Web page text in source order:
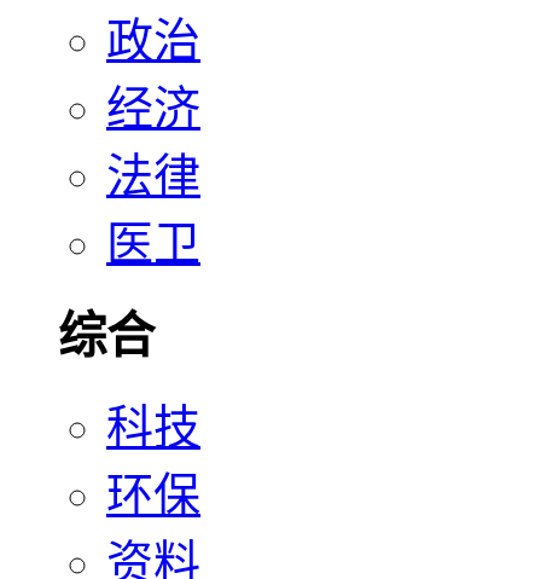
政治
经济
法律
医卫
综合
科技
环保
资料